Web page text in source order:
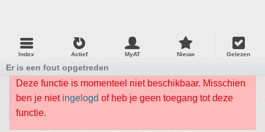
Index Actief MyAT Nieuw Gelezen
Er is een fout opgetreden
Deze functie is momenteel niet beschikbaar. Misschien
ben je niet ingelogd of heb je geen toegang tot deze
functie.